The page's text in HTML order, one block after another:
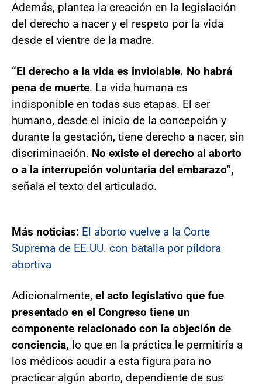
Además, plantea la creación en la legislación
del derecho a nacer y el respeto por la vida
desde el vientre de la madre.
“El derecho a la vida es inviolable. No habrá
pena de muerte. La vida humana es
indisponible en todas sus etapas. El ser
humano, desde el inicio de la concepción y
durante la gestación, tiene derecho a nacer, sin
discriminación. No existe el derecho al aborto
o a la interrupción voluntaria del embarazo”,
señala el texto del articulado.
Más noticias: El aborto vuelve a la Corte
Suprema de EE.UU. con batalla por píldora
abortiva
Adicionalmente, el acto legislativo que fue
presentado en el Congreso tiene un
componente relacionado con la objeción de
conciencia, lo que en la práctica le permitiría a
los médicos acudir a esta figura para no
practicar algún aborto, dependiente de sus